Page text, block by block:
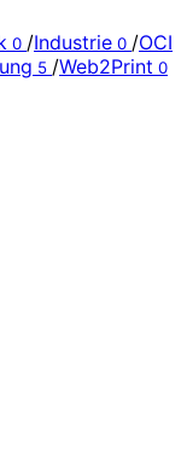
0 /Industrie 0 /OCI
5 /Web2Print 0